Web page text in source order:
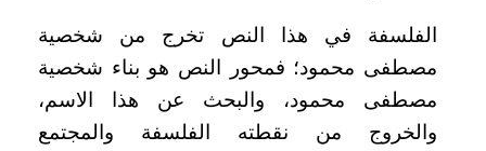
الفلسفة في هذا النص تخرج من شخصية
مصطفى محمود؛ فمحور النص هو بناء شخصية
مصطفى محمود، والبحث عن هذا الاسم،
والخروج من نقطته الفلسفة والمجتمع